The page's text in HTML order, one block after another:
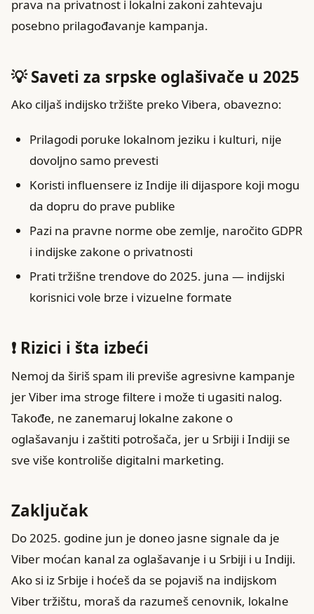
prava na privatnost i lokalni zakoni zahtevaju
posebno prilagođavanje kampanja.
💡 Saveti za srpske oglašivače u 2025
Ako ciljaš indijsko tržište preko Vibera, obavezno:
Prilagodi poruke lokalnom jeziku i kulturi, nije
dovoljno samo prevesti
Koristi influensere iz Indije ili dijaspore koji mogu
da dopru do prave publike
Pazi na pravne norme obe zemlje, naročito GDPR
i indijske zakone o privatnosti
Prati tržišne trendove do 2025. juna — indijski
korisnici vole brze i vizuelne formate
❗ Rizici i šta izbeći
Nemoj da širiš spam ili previše agresivne kampanje
jer Viber ima stroge filtere i može ti ugasiti nalog.
Takođe, ne zanemaruj lokalne zakone o
oglašavanju i zaštiti potrošača, jer u Srbiji i Indiji se
sve više kontroliše digitalni marketing.
Zaključak
Do 2025. godine jun je doneo jasne signale da je
Viber moćan kanal za oglašavanje i u Srbiji i u Indiji.
Ako si iz Srbije i hoćeš da se pojaviš na indijskom
Viber tržištu, moraš da razumeš cenovnik, lokalne